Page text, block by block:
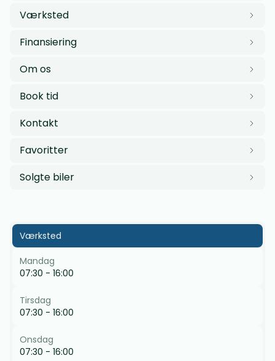
Værksted
Finansiering
Om os
Book tid
Kontakt
Favoritter
Solgte biler
Værksted
Mandag
07:30 - 16:00
Tirsdag
07:30 - 16:00
Onsdag
07:30 - 16:00